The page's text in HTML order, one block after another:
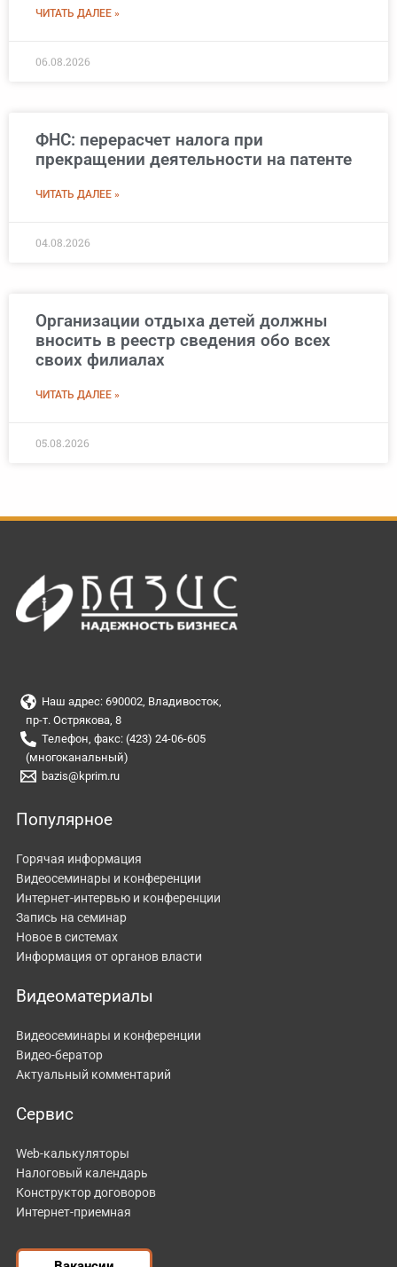
ЧИТАТЬ ДАЛЕЕ »
06.08.2026
ФНС: перерасчет налога при
прекращении деятельности на патенте
ЧИТАТЬ ДАЛЕЕ »
04.08.2026
Организации отдыха детей должны
вносить в реестр сведения обо всех
своих филиалах
ЧИТАТЬ ДАЛЕЕ »
05.08.2026
Наш адрес: 690002, Владивосток,
пр-т. Острякова, 8
Телефон, факс: (423) 24-06-605
(многоканальный)
bazis@kprim.ru
Популярное
Горячая информация
Видеосеминары и конференции
Интернет-интервью и конференции
Запись на семинар
Новое в системах
Информация от органов власти
Видеоматериалы
Видеосеминары и конференции
Видео-бератор
Актуальный комментарий
Сервис
Web-калькуляторы
Налоговый календарь
Конструктор договоров
Интернет-приемная